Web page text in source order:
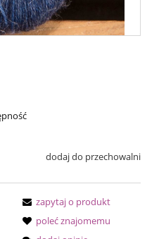
dodaj do przechowalni
zapytaj o produkt
poleć znajomemu